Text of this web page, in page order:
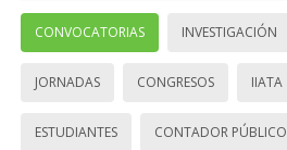
CONVOCATORIAS INVESTIGACIÓN
JORNADAS CONGRESOS IIATA
ESTUDIANTES CONTADOR PÚBLICO